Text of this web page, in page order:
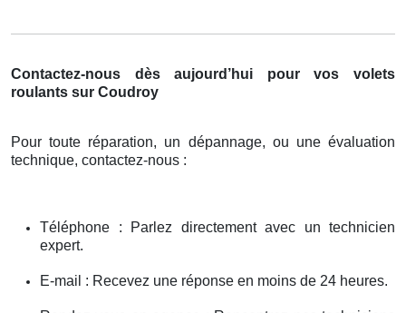
Contactez-nous dès aujourd’hui pour vos volets
roulants sur Coudroy
Pour toute réparation, un dépannage, ou une évaluation
technique, contactez-nous :
Téléphone : Parlez directement avec un technicien
expert.
E-mail : Recevez une réponse en moins de 24 heures.